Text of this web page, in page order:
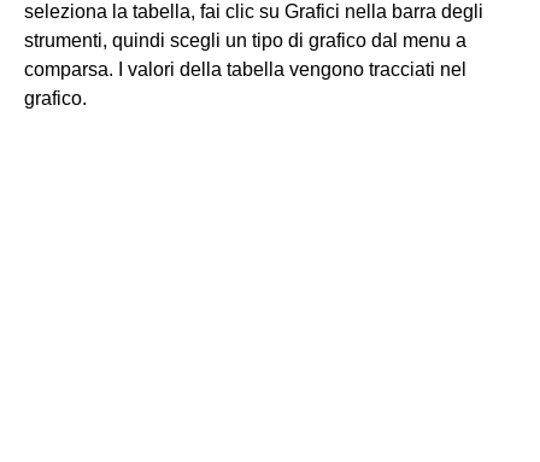
seleziona la tabella, fai clic su Grafici nella barra degli
strumenti, quindi scegli un tipo di grafico dal menu a
comparsa. I valori della tabella vengono tracciati nel
grafico.